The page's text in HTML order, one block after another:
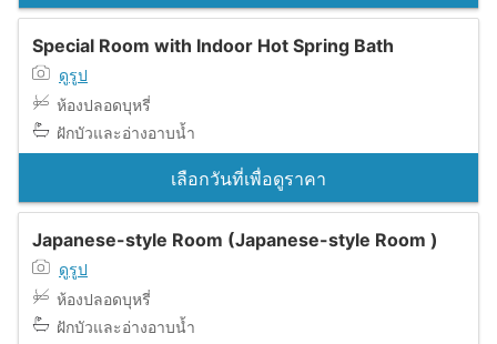
Special Room with Indoor Hot Spring Bath
ดูรูป
ห้องปลอดบุหรี่
ฝักบัวและอ่างอาบน้ำ
เลือกวันที่เพื่อดูราคา
Japanese-style Room (Japanese-style Room )
ดูรูป
ห้องปลอดบุหรี่
ฝักบัวและอ่างอาบน้ำ